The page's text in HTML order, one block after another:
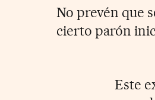
No prevén que
cierto parón
Este